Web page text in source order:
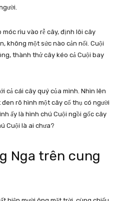
móc rìu vào rễ cây, định lôi cây
không một sức nào cản nổi. Cuội
thành thử cây kéo cả Cuội bay
cả cái cây quý của mình. Nhìn lên
rõ hình một cây cổ thụ có người
ấy là hình chú Cuội ngồi gốc cây
Cuội là ai chưa?
Nga trên cung